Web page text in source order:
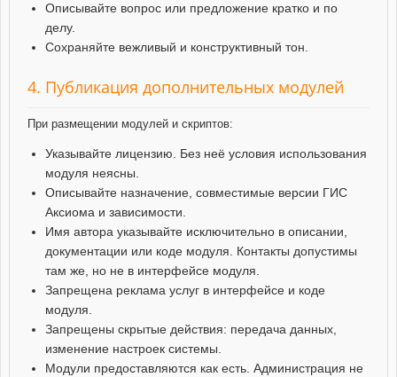
Описывайте вопрос или предложение кратко и по
делу.
Сохраняйте вежливый и конструктивный тон.
4. Публикация дополнительных модулей
При размещении модулей и скриптов:
Указывайте лицензию. Без неё условия использования
модуля неясны.
Описывайте назначение, совместимые версии ГИС
Аксиома и зависимости.
Имя автора указывайте исключительно в описании,
документации или коде модуля. Контакты допустимы
там же, но не в интерфейсе модуля.
Запрещена реклама услуг в интерфейсе и коде
модуля.
Запрещены скрытые действия: передача данных,
изменение настроек системы.
Модули предоставляются как есть. Администрация не